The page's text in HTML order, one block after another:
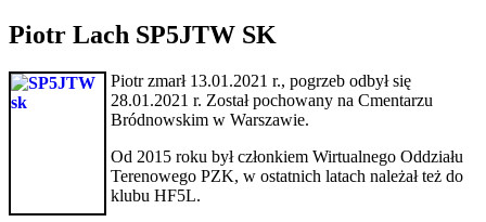
Piotr Lach SP5JTW SK
Piotr zmarł 13.01.2021 r., pogrzeb odbył się
28.01.2021 r. Został pochowany na Cmentarzu
Bródnowskim w Warszawie.
Od 2015 roku był członkiem Wirtualnego Oddziału
Terenowego PZK, w ostatnich latach należał też do
klubu HF5L.